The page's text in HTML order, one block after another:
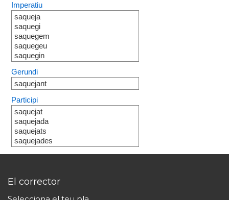
Imperatiu
saqueja
saquegi
saquegem
saquegeu
saquegin
Gerundi
saquejant
Participi
saquejat
saquejada
saquejats
saquejades
El corrector